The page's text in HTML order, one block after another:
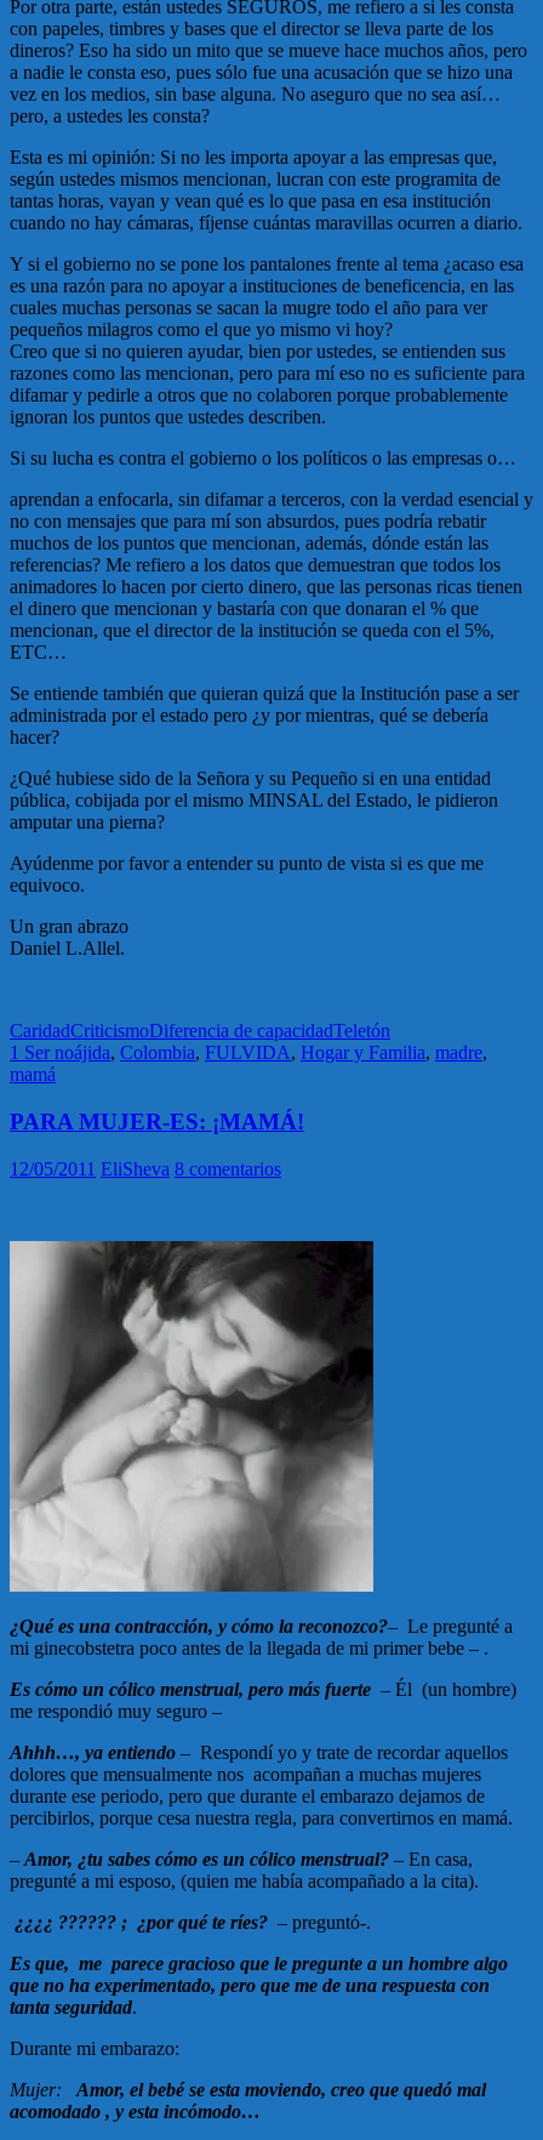
Por otra parte, están ustedes SEGUROS, me refiero a si les consta
con papeles, timbres y bases que el director se lleva parte de los
dineros? Eso ha sido un mito que se mueve hace muchos años, pero
a nadie le consta eso, pues sólo fue una acusación que se hizo una
vez en los medios, sin base alguna. No aseguro que no sea así…
pero, a ustedes les consta?
Esta es mi opinión: Si no les importa apoyar a las empresas que,
según ustedes mismos mencionan, lucran con este programita de
tantas horas, vayan y vean qué es lo que pasa en esa institución
cuando no hay cámaras, fíjense cuántas maravillas ocurren a diario.
Y si el gobierno no se pone los pantalones frente al tema ¿acaso esa
es una razón para no apoyar a instituciones de beneficencia, en las
cuales muchas personas se sacan la mugre todo el año para ver
pequeños milagros como el que yo mismo vi hoy?
Creo que si no quieren ayudar, bien por ustedes, se entienden sus
razones como las mencionan, pero para mí eso no es suficiente para
difamar y pedirle a otros que no colaboren porque probablemente
ignoran los puntos que ustedes describen.
Si su lucha es contra el gobierno o los políticos o las empresas o…
aprendan a enfocarla, sin difamar a terceros, con la verdad esencial y
no con mensajes que para mí son absurdos, pues podría rebatir
muchos de los puntos que mencionan, además, dónde están las
referencias? Me refiero a los datos que demuestran que todos los
animadores lo hacen por cierto dinero, que las personas ricas tienen
el dinero que mencionan y bastaría con que donaran el % que
mencionan, que el director de la institución se queda con el 5%,
ETC…
Se entiende también que quieran quizá que la Institución pase a ser
administrada por el estado pero ¿y por mientras, qué se debería
hacer?
¿Qué hubiese sido de la Señora y su Pequeño si en una entidad
pública, cobijada por el mismo MINSAL del Estado, le pidieron
amputar una pierna?
Ayúdenme por favor a entender su punto de vista si es que me
equivoco.
Un gran abrazo
Daniel L.Allel.
CaridadCriticismoDiferencia de capacidadTeletón
1 Ser noájida, Colombia, FULVIDA, Hogar y Familia, madre,
mamá
PARA MUJER-ES: ¡MAMÁ!
12/05/2011 EliSheva 8 comentarios
¿Qué es una contracción, y cómo la reconozco?– Le pregunté a
mi ginecobstetra poco antes de la llegada de mi primer bebe – .
Es cómo un cólico menstrual, pero más fuerte – Él (un hombre)
me respondió muy seguro –
Ahhh…, ya entiendo – Respondí yo y trate de recordar aquellos
dolores que mensualmente nos acompañan a muchas mujeres
durante ese periodo, pero que durante el embarazo dejamos de
percibirlos, porque cesa nuestra regla, para convertirnos en mamá.
– Amor, ¿tu sabes cómo es un cólico menstrual? – En casa,
pregunté a mi esposo, (quien me había acompañado a la cita).
¿¿¿¿ ?????? ; ¿por qué te ríes? – preguntó-.
Es que, me parece gracioso que le pregunte a un hombre algo
que no ha experimentado, pero que me de una respuesta con
tanta seguridad.
Durante mi embarazo:
Mujer: Amor, el bebé se esta moviendo, creo que quedó mal
acomodado , y esta incómodo…